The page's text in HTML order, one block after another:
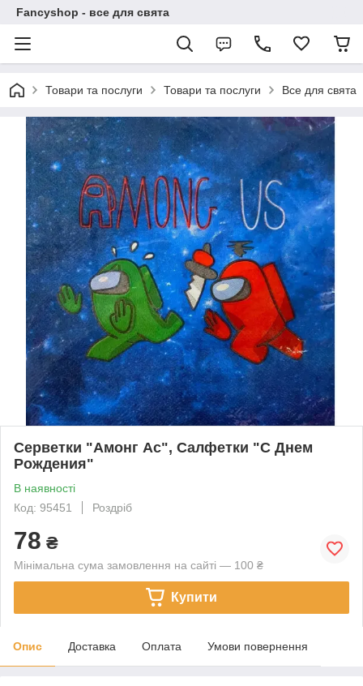
Fancyshop - все для свята
Товари та послуги Товари та послуги Все для свята
Серветки "Амонг Ас", Салфетки "С Днем
Рождения"
В наявності
Код: 95451
Роздріб
78 ₴
Мінімальна сума замовлення на сайті — 100 ₴
Купити
Опис Доставка Оплата Умови повернення